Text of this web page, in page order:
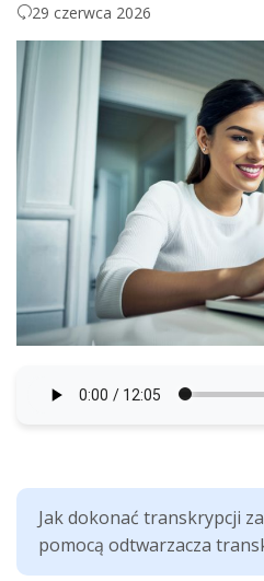
29 czerwca 2026
Jak dokonać transkrypcji za
pomocą odtwarzacza